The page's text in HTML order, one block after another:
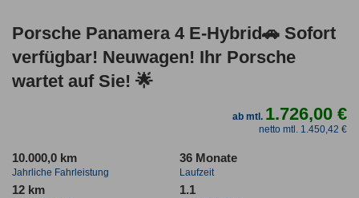
Porsche Panamera 4 E-Hybrid🚗 Sofort
verfügbar! Neuwagen! Ihr Porsche
wartet auf Sie! 🌟
ab mtl. 1.726,00 €
netto mtl. 1.450,42 €
10.000,0 km
Jahrliche Fahrleistung
36 Monate
Laufzeit
12 km 1.1